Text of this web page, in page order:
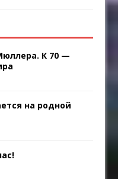
К 70 —
на родной